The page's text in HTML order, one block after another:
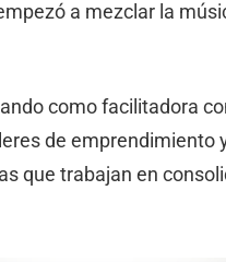
a mezclar la
como facilitadora
de emprendimiento
que trabajan en